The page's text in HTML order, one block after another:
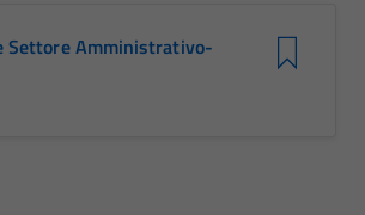
Settore Amministrativo-